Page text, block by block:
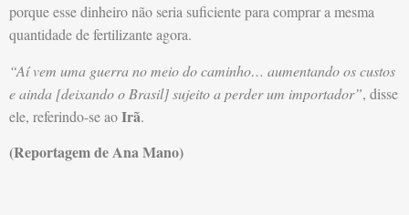
porque esse dinheiro não seria suficiente para comprar a mesma
quantidade de fertilizante agora.
“Aí vem uma guerra no meio do caminho… aumentando os custos
e ainda [deixando o Brasil] sujeito a perder um importador”, disse
ele, referindo-se aoIrã.
(Reportagem de Ana Mano)